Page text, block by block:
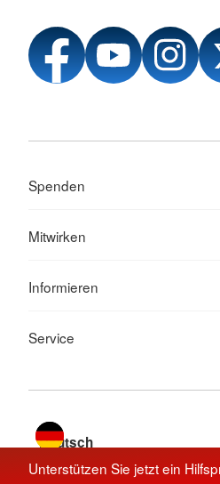
Unterstützen Sie jetzt ein
Spenden
Mitwirken
Informieren
Service
Sprache wechseln zu